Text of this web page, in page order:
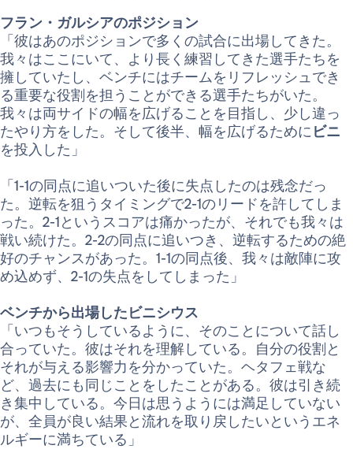
フラン・ガルシアのポジション
「彼はあのポジションで多くの試合に出場してきた。
我々はここにいて、より長く練習してきた選手たちを
擁していたし、ベンチにはチームをリフレッシュでき
る重要な役割を担うことができる選手たちがいた。
我々は両サイドの幅を広げることを目指し、少し違っ
たやり方をした。そして後半、幅を広げるために ビニ
を投入した」
「1-1の同点に追いついた後に失点したのは残念だっ
た。逆転を狙うタイミングで2-1のリードを許してしま
った。2-1というスコアは痛かったが、それでも我々は
戦い続けた。2-2の同点に追いつき、逆転するための絶
好のチャンスがあった。1-1の同点後、我々は敵陣に攻
め込めず、2-1の失点をしてしまった」
ベンチから出場したビニシウス
「いつもそうしているように、そのことについて話し
合っていた。彼はそれを理解している。自分の役割と
それが与える影響力を分かっていた。ヘタフェ戦な
ど、過去にも同じことをしたことがある。彼は引き続
き集中している。今日は思うようには満足していない
が、全員が良い結果と流れを取り戻したいというエネ
ルギーに満ちている」